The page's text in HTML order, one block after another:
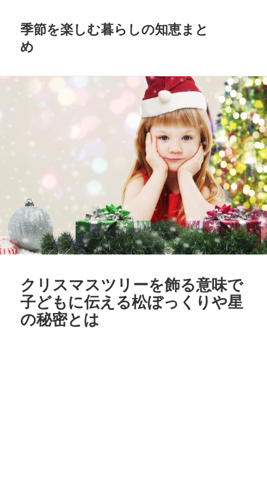
季節を楽しむ暮らしの知恵まと
め
クリスマスツリーを飾る意味で
子どもに伝える松ぼっくりや星
の秘密とは